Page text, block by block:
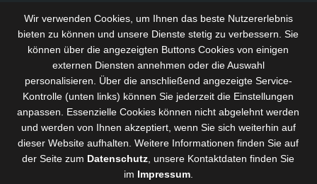
Wir verwenden Cookies, um Ihnen das beste Nutzererlebnis
bieten zu können und unsere Dienste stetig zu verbessern . Sie
können über die angezeigten Buttons Cookies von einigen
externen Diensten annehmen oder die Auswahl
personalisieren. Über die anschließend angezeigte Service-
Kontrolle (unten links) können Sie jederzeit die Einstellungen
anpassen. Essenzielle Cookies können nicht abgelehnt werden
und werden von Ihnen akzeptiert, wenn Sie sich weiterhin auf
dieser Website aufhalten. Weitere Informationen finden Sie auf
der Seite zum Datenschutz , unsere Kontaktdaten finden Sie
im Impressum.